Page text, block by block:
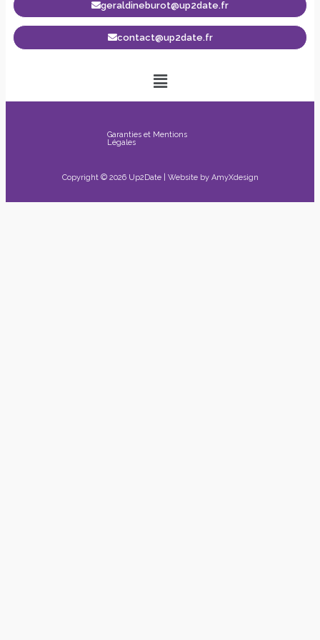
geraldineburot@up2date.fr
contact@up2date.fr
Garanties et Mentions
Légales
Copyright © 2026 Up2Date | Website by AmyXdesign